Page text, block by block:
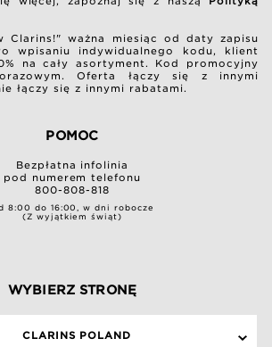
Clarins!" ważna miesiąc od daty zapisu
wpisaniu indywidualnego kodu, klient
na cały asortyment. Kod promocyjny
Oferta łączy się z innymi
łączy się z innymi rabatami.
POMOC
Bezpłatna infolinia
pod numerem telefonu
800-808-818
8:00 do 16:00, w dni robocze
(Z wyjątkiem świąt)
WYBIERZ STRONĘ
CLARINS POLAND